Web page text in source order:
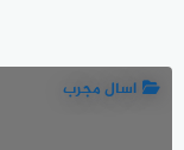
اسال مجرب